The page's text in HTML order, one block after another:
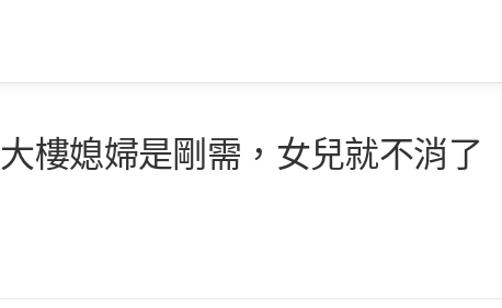
樓媳婦是剛需，女兒就不消了